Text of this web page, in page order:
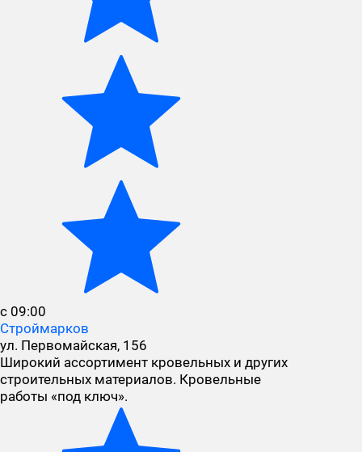
с 09:00
Строймарков
ул. Первомайская, 156
Широкий ассортимент кровельных и других
строительных материалов. Кровельные
работы «под ключ».